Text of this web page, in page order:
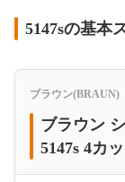
5147sの基本
ブラウン(BRAUN)
ブラウン
5147s 4カ